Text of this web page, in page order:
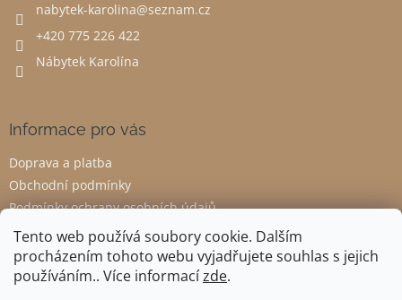
Tento web používá soubory cookie. Dalším
procházením tohoto webu vyjadřujete souhlas s jejich
používáním.. Více informacízde.
k
nabytek-karolina@seznam.cz
+420 775 226 422
Nábytek Karolína
Informace pro vás
Doprava a platba
Obchodní podmínky
Podmínky ochrany osobních údajů
Odstoupení od smlouvy